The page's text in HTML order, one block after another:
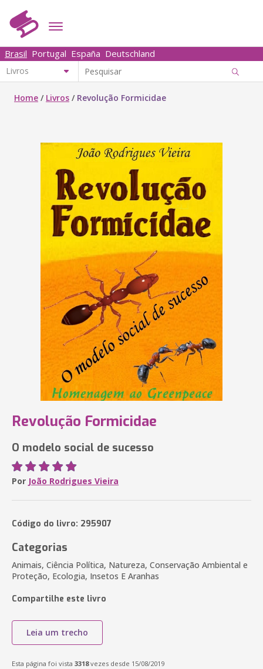
Brasil Portugal España Deutschland
Home / Livros / Revolução Formicidae
Revolução Formicidae
O modelo social de sucesso
Por João Rodrigues Vieira
Código do livro: 295907
Categorias
Animais, Ciência Política, Natureza, Conservação Ambiental e
Proteção, Ecologia, Insetos E Aranhas
Compartilhe este livro
Leia um trecho
Esta página foi vista 3318vezes desde 15/08/2019